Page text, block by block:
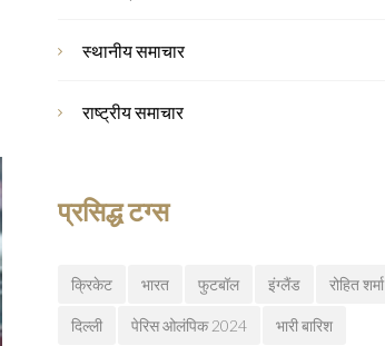
स्थानीय समाचार
राष्ट्रीय समाचार
प्रसिद्ध टग्स
क्रिकेट भारत फुटबॉल इंग्लैंड रोहित शर्मा
दिल्ली पेरिस ओलंपिक 2024 भारी बारिश